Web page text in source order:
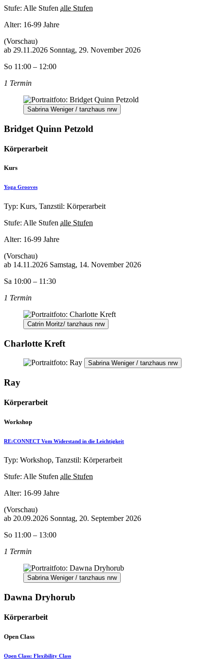
Stufe: Alle Stufen alle Stufen
Alter: 16-99 Jahre
(Vorschau)
ab 29.11.2026 Sonntag, 29. November 2026
So 11:00 – 12:00
1 Termin
Sabrina Weniger / tanzhaus nrw
Bridget Quinn Petzold
Körperarbeit
Kurs
Yoga Grooves
Typ: Kurs, Tanzstil: Körperarbeit
Stufe: Alle Stufen alle Stufen
Alter: 16-99 Jahre
(Vorschau)
ab 14.11.2026 Samstag, 14. November 2026
Sa 10:00 – 11:30
1 Termin
Catrin Moritz/ tanzhaus nrw
Charlotte Kreft
Sabrina Weniger / tanzhaus nrw
Ray
Körperarbeit
Workshop
RE:CONNECT Vom Widerstand in die Leichtigkeit
Typ: Workshop, Tanzstil: Körperarbeit
Stufe: Alle Stufen alle Stufen
Alter: 16-99 Jahre
(Vorschau)
ab 20.09.2026 Sonntag, 20. September 2026
So 11:00 – 13:00
1 Termin
Sabrina Weniger / tanzhaus nrw
Dawna Dryhorub
Körperarbeit
Open Class
Open Class: Flexibility Class